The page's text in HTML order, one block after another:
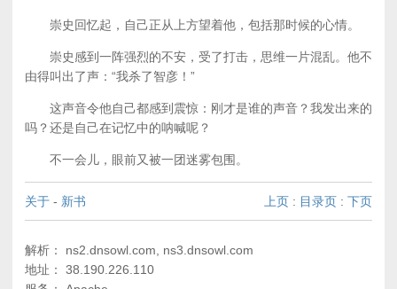
崇史回忆起，自己正从上方望着他，包括那时候的心情。
崇史感到一阵强烈的不安，受了打击，思维一片混乱。他不
由得叫出了声：“我杀了智彦！”
这声音令他自己都感到震惊：刚才是谁的声音？我发出来的
吗？还是自己在记忆中的呐喊呢？
不一会儿，眼前又被一团迷雾包围。
关于 - 新书 上页 : 目录页 : 下页
解析： ns2.dnsowl.com, ns3.dnsowl.com
地址： 38.190.226.110